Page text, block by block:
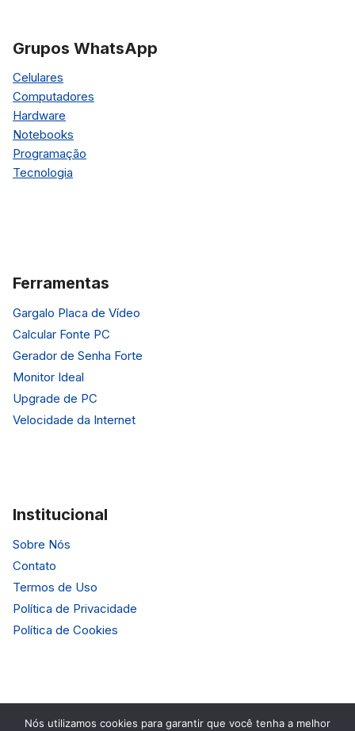
Grupos WhatsApp
Celulares
Computadores
Hardware
Notebooks
Programação
Tecnologia
Ferramentas
Gargalo Placa de Vídeo
Calcular Fonte PC
Gerador de Senha Forte
Monitor Ideal
Upgrade de PC
Velocidade da Internet
Institucional
Sobre Nós
Contato
Termos de Uso
Política de Privacidade
Política de Cookies
Nós utilizamos cookies para garantir que você tenha a melhor